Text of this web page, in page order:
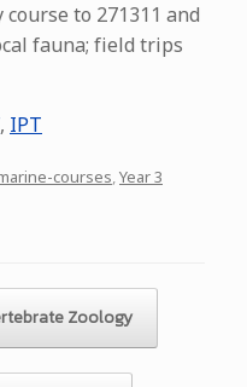
to 271311 and
fauna; field trips
, IPT
courses,Year 3
Zoology